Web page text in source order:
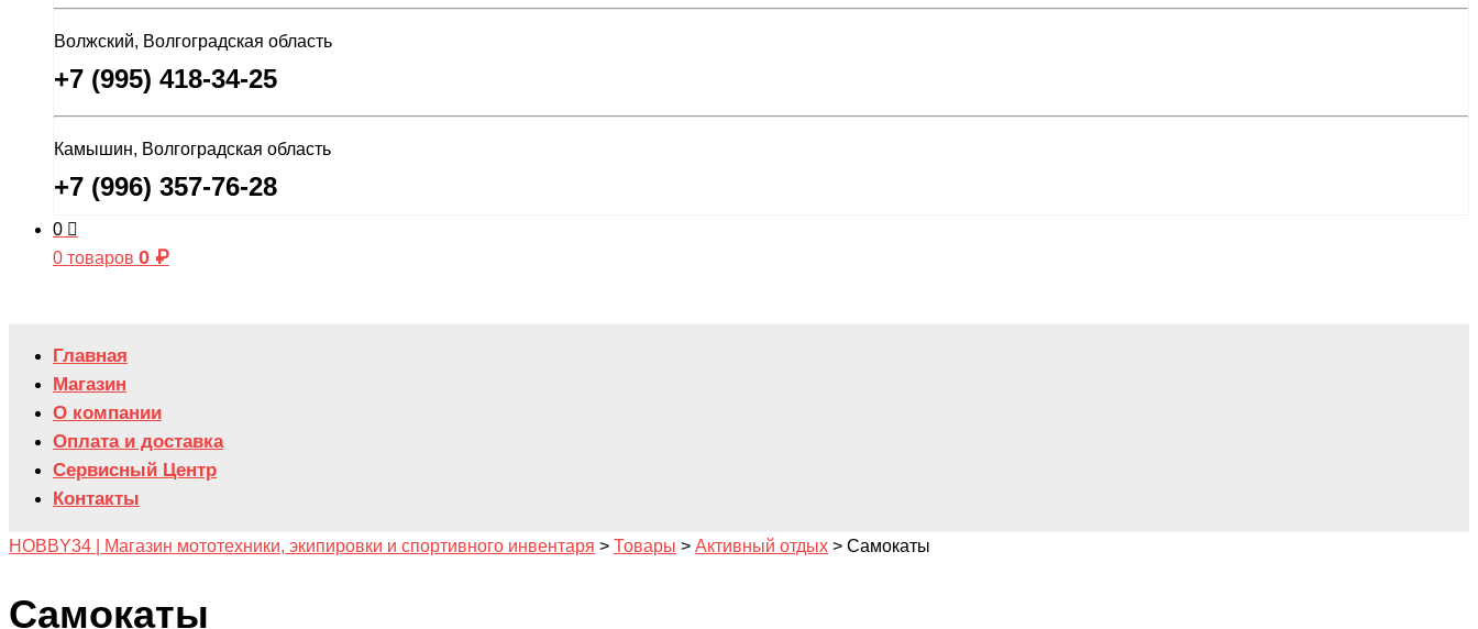
Волжский, Волгоградская область
+7 (995) 418-34-25
Камышин, Волгоградская область
+7 (996) 357-76-28
0
0 товаров 0 ₽
Главная
Магазин
О компании
Оплата и доставка
Сервисный Центр
Контакты
HOBBY34 | Магазин мототехники, экипировки и спортивного инвентаря > Товары > Активный отдых > Самокаты
Самокаты